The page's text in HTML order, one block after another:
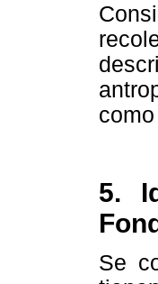
5.
Se